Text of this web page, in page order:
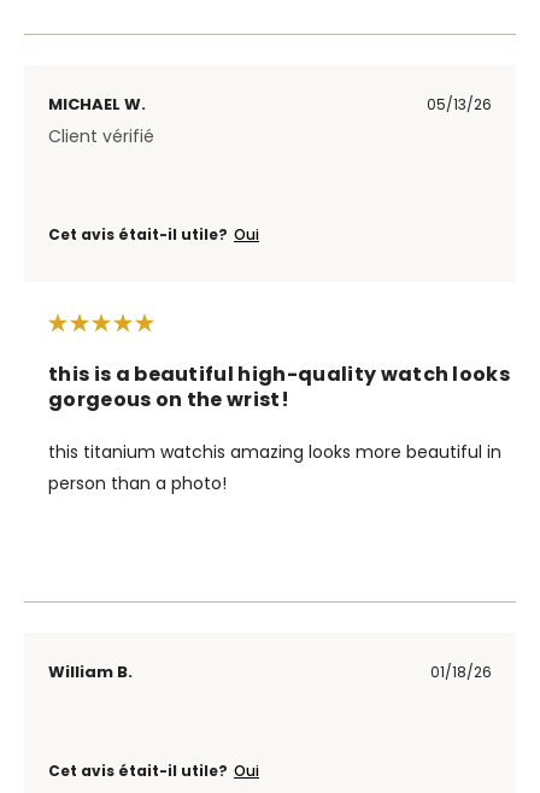
MICHAEL W. 05/13/26
Client vérifié
Cet avis était-il utile? Oui
this is a beautiful high-quality watch looks
gorgeous on the wrist!
this titanium watchis amazing looks more beautiful in
person than a photo!
William B. 01/18/26
Cet avis était-il utile? Oui